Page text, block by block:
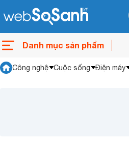
Danh mục sản phẩm
Công nghệ Cuộc sống Điện máy